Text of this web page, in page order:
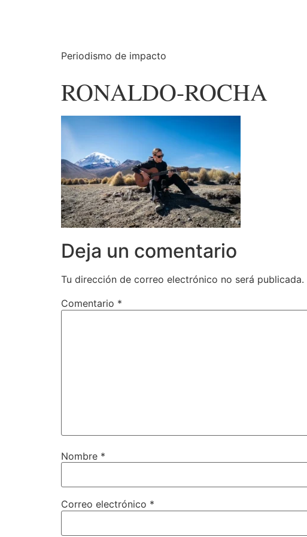
Periodismo de impacto
RONALDO-ROCHA
Deja un comentario
Tu dirección de correo electrónico no será publicada.
Comentario *
Nombre *
Correo electrónico *